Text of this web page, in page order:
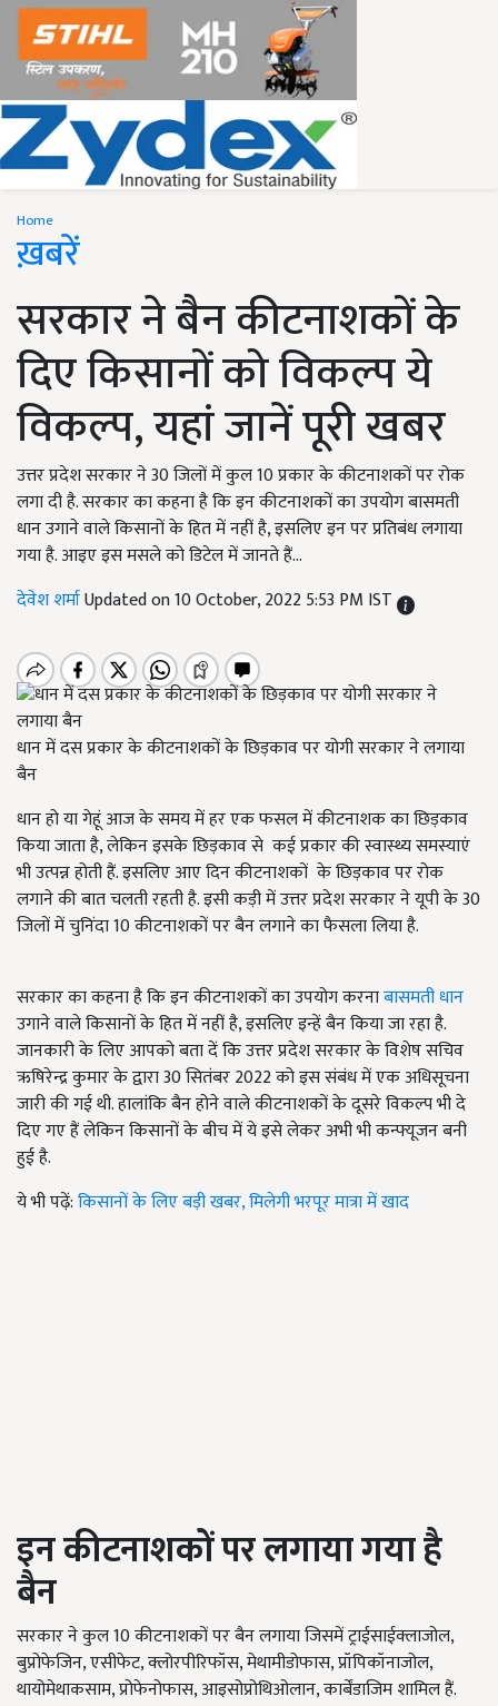
Home
ख़बरें
सरकार ने बैन कीटनाशकों के
दिए किसानों को विकल्प ये
विकल्प, यहां जानें पूरी खबर
उत्तर प्रदेश सरकार ने 30 जिलों में कुल 10 प्रकार के कीटनाशकों पर रोक
लगा दी है. सरकार का कहना है कि इन कीटनाशकों का उपयोग बासमती
धान उगाने वाले किसानों के हित में नहीं है, इसलिए इन पर प्रतिबंध लगाया
गया है. आइए इस मसले को डिटेल में जानते हैं…
देवेश शर्माUpdated on 10 October, 2022 5:53 PM IST
धान में दस प्रकार के कीटनाशकों के छिड़काव पर योगी सरकार ने लगाया
बैन
धान हो या गेहूं आज के समय में हर एक फसल में कीटनाशक का छिड़काव
किया जाता है, लेकिन इसके छिड़काव से कई प्रकार की स्वास्थ्य समस्याएं
भी उत्पन्न होती हैं. इसलिए आए दिन कीटनाशकों के छिड़काव पर रोक
लगाने की बात चलती रहती है. इसी कड़ी में उत्तर प्रदेश सरकार ने यूपी के 30
जिलों में चुनिंदा 10 कीटनाशकों पर बैन लगाने का फैसला लिया है.
सरकार का कहना है कि इन कीटनाशकों का उपयोग करनाबासमती धान
उगाने वाले किसानों के हित में नहीं है, इसलिए इन्हें बैन किया जा रहा है.
जानकारी के लिए आपको बता दें कि उत्तर प्रदेश सरकार के विशेष सचिव
ऋषिरेन्द्र कुमार के द्वारा 30 सितंबर 2022 को इस संबंध में एक अधिसूचना
जारी की गई थी. हालांकि बैन होने वाले कीटनाशकों के दूसरे विकल्प भी दे
दिए गए हैं लेकिन किसानों के बीच में ये इसे लेकर अभी भी कन्फ्यूजन बनी
हुई है.
ये भी पढ़ें:किसानों के लिए बड़ी खबर, मिलेगी भरपूर मात्रा में खाद
इन कीटनाशकों पर लगाया गया है
बैन
सरकार ने कुल 10 कीटनाशकों पर बैन लगाया जिसमें ट्राईसाईक्लाजोल,
बुप्रोफेजिन, एसीफेट, क्लोरपीरिफॉस, मेथामीडोफास, प्रॉपिकॉनाजोल,
थायोमेथाकसाम, प्रोफेनोफास, आइसोप्रोथिओलान, कार्बेंडाजिम शामिल हैं.